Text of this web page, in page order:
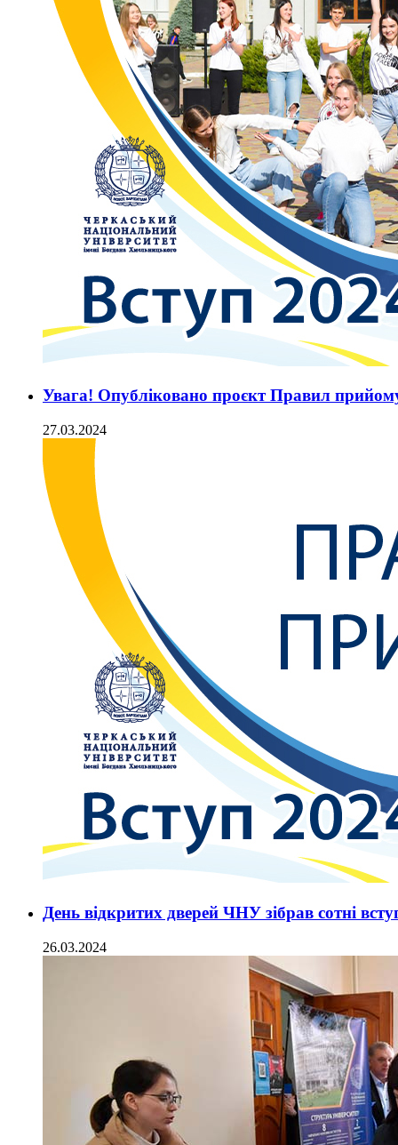
Увага! Опубліковано проєкт Правил
27.03.2024
День відкритих дверей ЧНУ зібрав сотні
26.03.2024